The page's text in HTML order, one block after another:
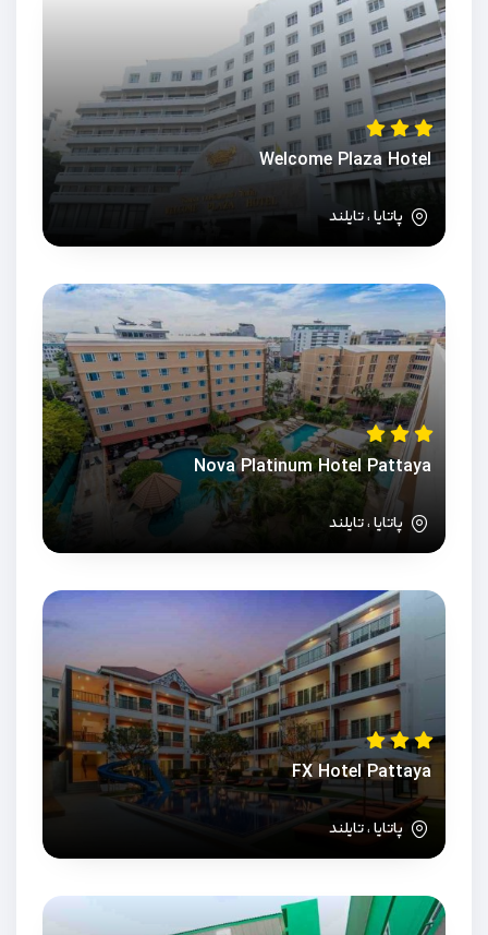
Welcome Plaza Hotel
پاتایا ، تایلند
Nova Platinum Hotel Pattaya
پاتایا ، تایلند
FX Hotel Pattaya
پاتایا ، تایلند